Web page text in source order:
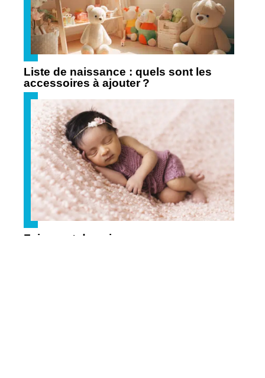
Liste de naissance : quels sont les
accessoires à ajouter ?
Faire-part de naissance